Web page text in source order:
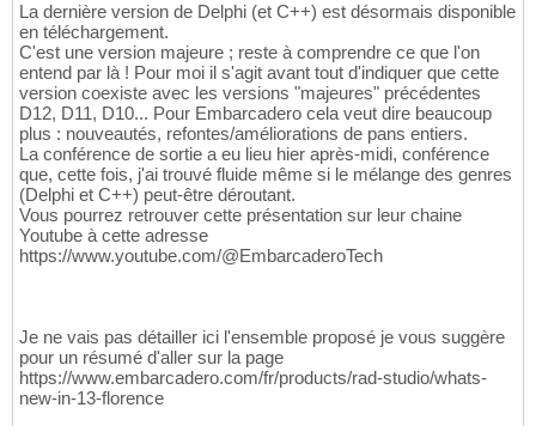
La dernière version de Delphi (et C++) est désormais disponible
en téléchargement.
C'est une version majeure ; reste à comprendre ce que l'on
entend par là ! Pour moi il s'agit avant tout d'indiquer que cette
version coexiste avec les versions "majeures" précédentes
D12, D11, D10... Pour Embarcadero cela veut dire beaucoup
plus : nouveautés, refontes/améliorations de pans entiers.
La conférence de sortie a eu lieu hier après-midi, conférence
que, cette fois, j'ai trouvé fluide même si le mélange des genres
(Delphi et C++) peut-être déroutant.
Vous pourrez retrouver cette présentation sur leur chaine
Youtube à cette adresse
https://www.youtube.com/@EmbarcaderoTech
Je ne vais pas détailler ici l'ensemble proposé je vous suggère
pour un résumé d'aller sur la page
https://www.embarcadero.com/fr/products/rad-studio/whats-
new-in-13-florence